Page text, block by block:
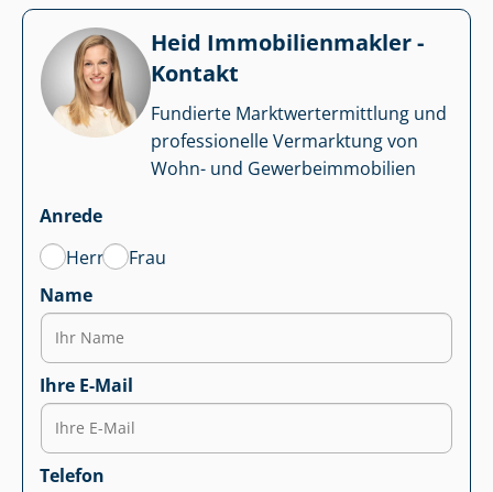
Heid Im­mo­bi­li­en­mak­ler -
Kontakt
Fundierte Markt­wert­ermitt­lung und
professionelle Vermarktung von
Wohn- und Ge­wer­be­im­mo­bi­li­en
Anrede
Herr
Frau
Name
Ihre E-Mail
Telefon